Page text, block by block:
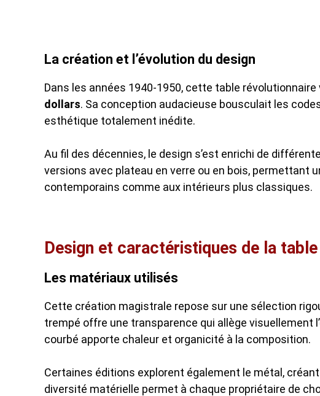
La création et l’évolution du design
Dans les années 1940-1950, cette table révolutionnaire
dollars. Sa conception audacieuse bousculait les
esthétique totalement inédite.
Au fil des décennies, le design s’est enrichi de
versions avec plateau en verre ou en bois, permettant
contemporains comme aux intérieurs plus classiques.
Design et caractéristiques de la
Les matériaux utilisés
Cette création magistrale repose sur une sélection
trempé offre une transparence qui allège visuellement
courbé apporte chaleur et organicité à la composition.
Certaines éditions explorent également le métal,
diversité matérielle permet à chaque propriétaire de